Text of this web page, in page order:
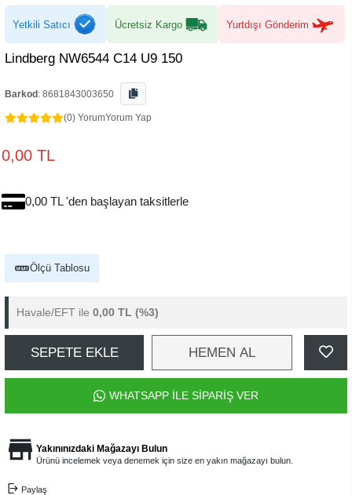
Yetkili Satıcı Ücretsiz Kargo Yurtdışı Gönderim
Lindberg NW6544 C14 U9 150
Barkod : 8681843003650
(0) YorumYorum Yap
0,00 TL
0,00 TL 'den başlayan taksitlerle
Ölçü Tablosu
Havale/EFT ile 0,00 TL (%3)
SEPETE EKLE HEMEN AL
WHATSAPP İLE SİPARİŞ VER
Yakınınızdaki Mağazayı Bulun
Ürünü incelemek veya denemek için size en yakın mağazayı bulun.
Paylaş